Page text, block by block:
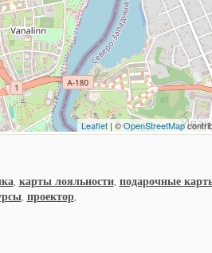
Leaflet| ©OpenStreetMap
, карты лояльности, подарочные
, проектор,